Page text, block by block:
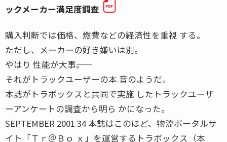
ックメーカー満足度調査
購入判断では価格、燃費などの経済性を重視 する。
ただし、メーカーの好き嫌いは別。
やはり 性能が大事――。
それがトラックユーザーの本 音のようだ。
本誌がトラボックスと共同で実施 したトラックユーザ
ーアンケートの調査から明ら かになった。
SEPTEMBER 2001 34 本誌はこのほど、物流ポータルサ
イト「Ｔｒ＠Ｂｏ ｘ」を運営するトラボックス（本